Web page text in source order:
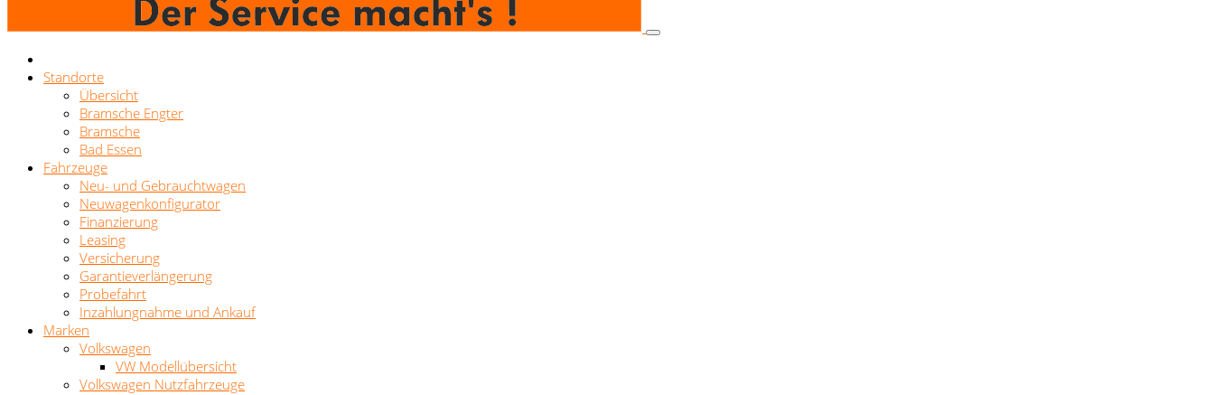
Standorte
Übersicht
Bramsche Engter
Bramsche
Bad Essen
Fahrzeuge
Neu- und Gebrauchtwagen
Neuwagenkonfigurator
Finanzierung
Leasing
Versicherung
Garantieverlängerung
Probefahrt
Inzahlungnahme und Ankauf
Marken
Volkswagen
VW Modellübersicht
Volkswagen Nutzfahrzeuge